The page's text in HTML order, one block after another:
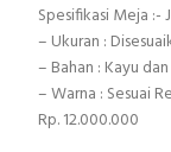
Spesifikasi Meja :-
– Ukuran :
– Bahan : Kayu
– Warna : Sesuai
Rp. 12.000.000